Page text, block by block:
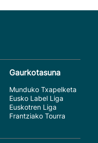
Gaurkotasuna
Munduko Txapelketa
Eusko Label Liga
Euskotren Liga
Frantziako Tourra